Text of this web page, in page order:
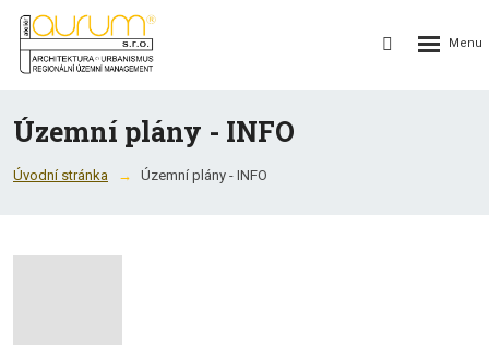
Vyhledávání
Rozbalení
Územní plány - INFO
Úvodní stránka Územní plány - INFO